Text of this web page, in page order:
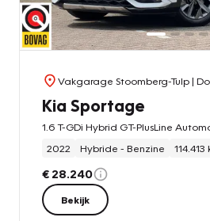
Vakgarage Stoomberg-Tulp|
Kia Sportage
1.6 T-GDi Hybrid GT-PlusLine
2022
Hybride - Benzine 114.413
€ 28.240
Bekijk